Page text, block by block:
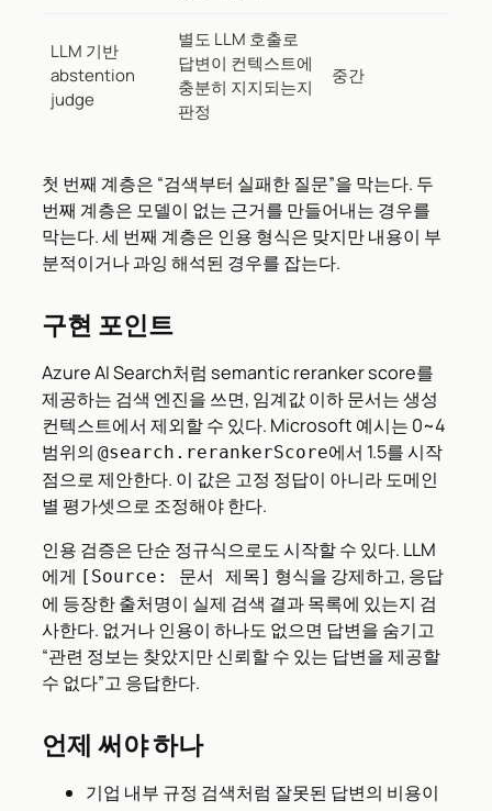
LLM 기반
abstention
judge
별도 LLM 호출로
답변이 컨텍스트에
충분히 지지되는지
판정
중간
첫 번째 계층은 “검색부터 실패한 질문”을 막는다. 두
번째 계층은 모델이 없는 근거를 만들어내는 경우를
막는다. 세 번째 계층은 인용 형식은 맞지만 내용이 부
분적이거나 과잉 해석된 경우를 잡는다.
구현 포인트
Azure AI Search처럼 semantic reranker score를
제공하는 검색 엔진을 쓰면, 임계값 이하 문서는 생성
컨텍스트에서 제외할 수 있다. Microsoft 예시는 0~4
범위의 @search.rerankerScore에서 1.5를 시작
점으로 제안한다. 이 값은 고정 정답이 아니라 도메인
별 평가셋으로 조정해야 한다.
인용 검증은 단순 정규식으로도 시작할 수 있다. LLM
에게 [Source: 문서 제목] 형식을 강제하고, 응답
에 등장한 출처명이 실제 검색 결과 목록에 있는지 검
사한다. 없거나 인용이 하나도 없으면 답변을 숨기고
“관련 정보는 찾았지만 신뢰할 수 있는 답변을 제공할
수 없다”고 응답한다.
언제 써야 하나
기업 내부 규정 검색처럼 잘못된 답변의 비용이